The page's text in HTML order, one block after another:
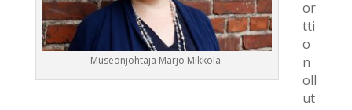
Museonjohtaja Marjo Mikkola.
or
tti
o
n
oll
ut